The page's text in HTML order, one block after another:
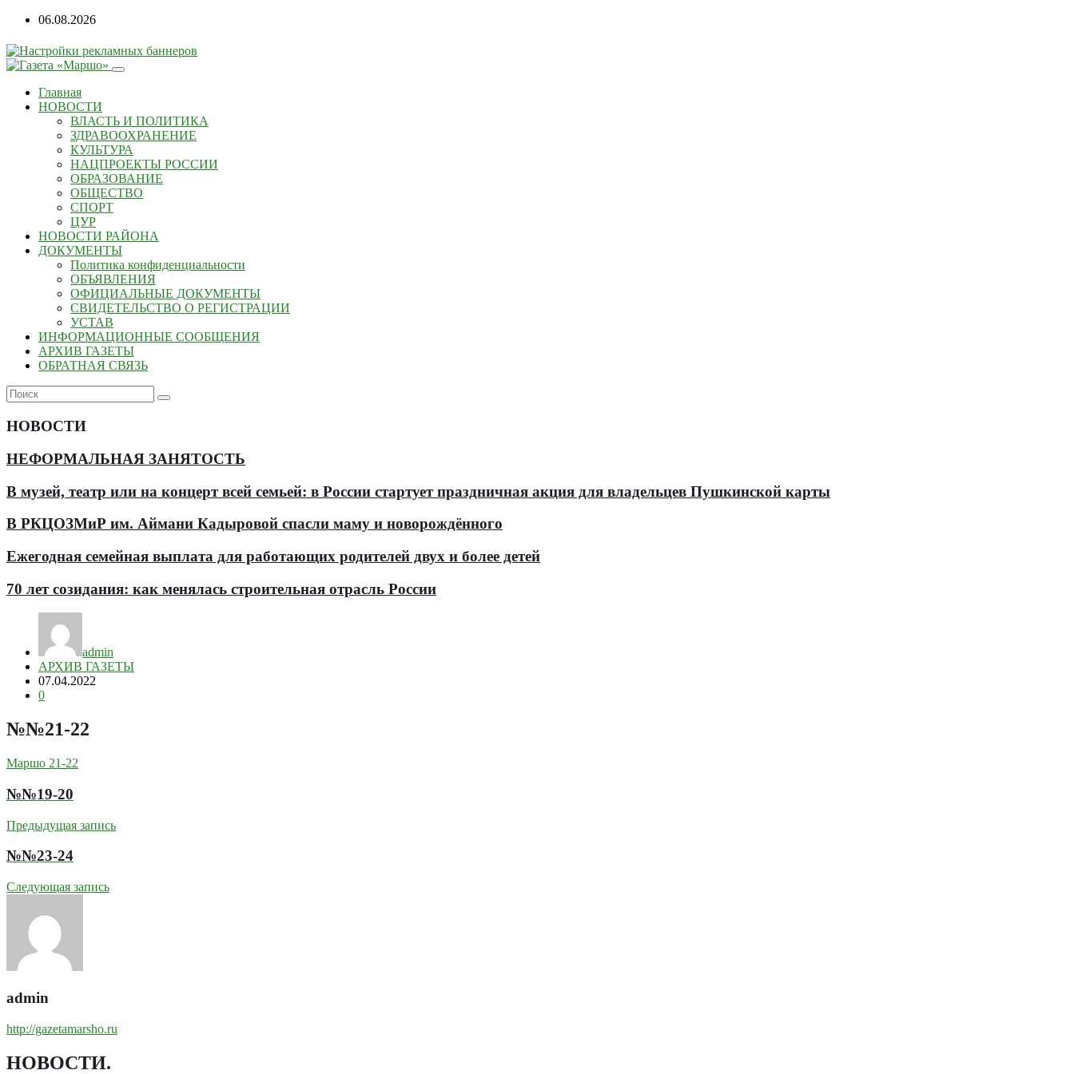
06.08.2026
Главная
НОВОСТИ
ВЛАСТЬ И ПОЛИТИКА
ЗДРАВООХРАНЕНИЕ
КУЛЬТУРА
НАЦПРОЕКТЫ РОССИИ
ОБРАЗОВАНИЕ
ОБЩЕСТВО
СПОРТ
ЦУР
НОВОСТИ РАЙОНА
ДОКУМЕНТЫ
Политика конфиденциальности
ОБЪЯВЛЕНИЯ
ОФИЦИАЛЬНЫЕ ДОКУМЕНТЫ
СВИДЕТЕЛЬСТВО О РЕГИСТРАЦИИ
УСТАВ
ИНФОРМАЦИОННЫЕ СООБЩЕНИЯ
АРХИВ ГАЗЕТЫ
ОБРАТНАЯ СВЯЗЬ
НОВОСТИ
НЕФОРМАЛЬНАЯ ЗАНЯТОСТЬ
В музей, театр или на концерт всей семьей: в России стартует праздничная акция для владельцев Пушкинской карты
В РКЦОЗМиР им. Аймани Кадыровой спасли маму и новорождённого
Ежегодная семейная выплата для работающих родителей двух и более детей
70 лет созидания: как менялась строительная отрасль России
admin
АРХИВ ГАЗЕТЫ
07.04.2022
0
№№21-22
Маршо 21-22
№№19-20
Предыдущая запись
№№23-24
Следующая запись
admin
http://gazetamarsho.ru
НОВОСТИ.